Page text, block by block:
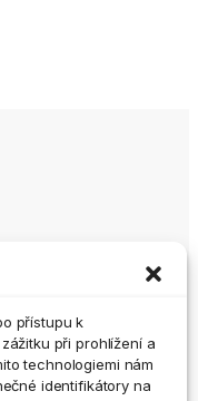
přístupu k
při prohlížení a
technologiemi nám
identifikátory na
a